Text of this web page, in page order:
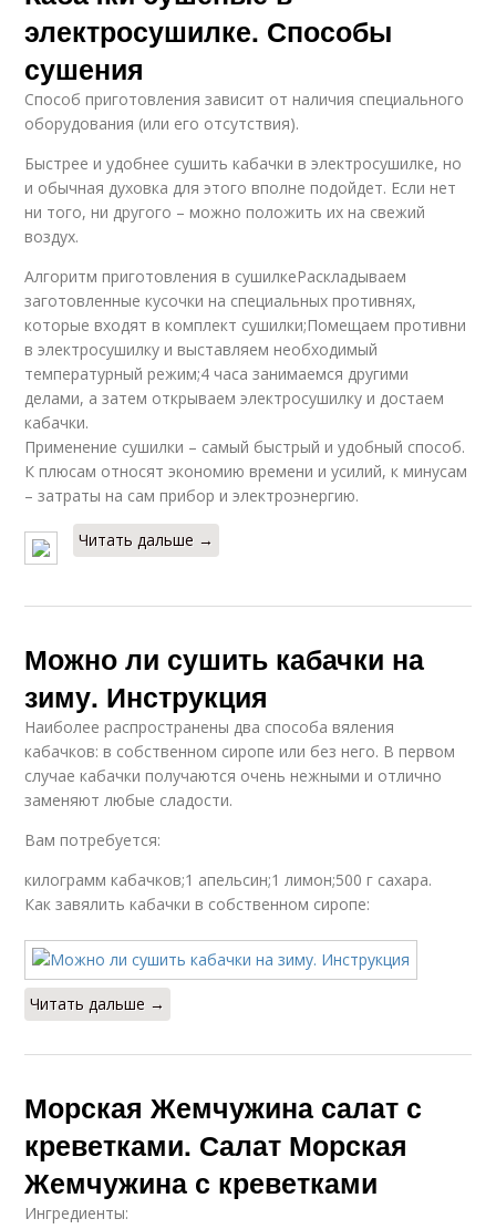
электросушилке. Способы
сушения
Способ приготовления зависит от наличия специального
оборудования (или его отсутствия).
Быстрее и удобнее сушить кабачки в электросушилке, но
и обычная духовка для этого вполне подойдет. Если нет
ни того, ни другого – можно положить их на свежий
воздух.
Алгоритм приготовления в сушилкеРаскладываем
заготовленные кусочки на специальных противнях,
которые входят в комплект сушилки;Помещаем противни
в электросушилку и выставляем необходимый
температурный режим;4 часа занимаемся другими
делами, а затем открываем электросушилку и достаем
кабачки.
Применение сушилки – самый быстрый и удобный способ.
К плюсам относят экономию времени и усилий, к минусам
– затраты на сам прибор и электроэнергию.
Читать дальше →
Можно ли сушить кабачки на
зиму. Инструкция
Наиболее распространены два способа вяления
кабачков: в собственном сиропе или без него. В первом
случае кабачки получаются очень нежными и отлично
заменяют любые сладости.
Вам потребуется:
килограмм кабачков;1 апельсин;1 лимон;500 г сахара.
Как завялить кабачки в собственном сиропе:
Читать дальше →
Морская Жемчужина салат с
креветками. Салат Морская
Жемчужина с креветками
Ингредиенты: